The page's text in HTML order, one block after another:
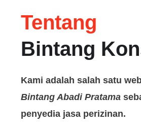
Tentang
Bintang
Kami adalah salah satu
Bintang Abadi Pratama
penyedia jasa perizinan.